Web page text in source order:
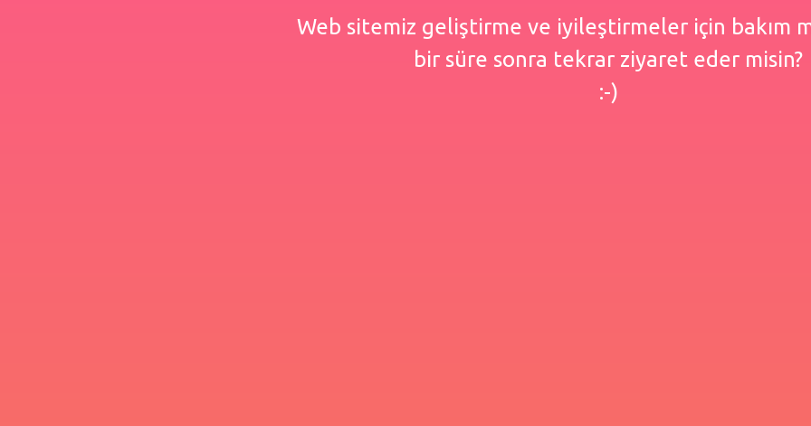
Web sitemiz geliştirme ve iyileştirmeler için bakım
bir süre sonra tekrar ziyaret eder misin?
:-)